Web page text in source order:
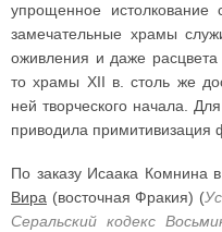
упрощенное истолкование
замечательные храмы
оживления и даже расцвета
то храмы XII в. столь же
ней творческого начала.
приводила примитивизация
По заказу Исаака Комнина
Вира (восточная Фракия) (
Серальский кодекс